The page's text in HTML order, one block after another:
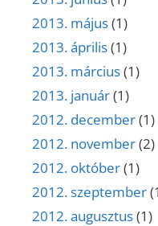
2013. május(1)
2013. április(1)
2013. március(1)
2013. január(1)
2012. december(1)
2012. november(2)
2012. október(1)
2012. szeptember
2012. augusztus(1)